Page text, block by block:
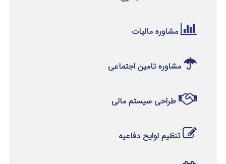
مشاوره مالیات
مشاوره تامین اجتماعی
طراحی سیستم مالی
تنظیم لوایح دفاعیه